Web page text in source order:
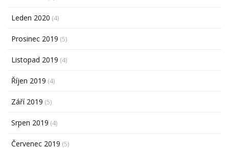
Leden 2020 (4)
Prosinec 2019 (5)
Listopad 2019 (4)
Říjen 2019 (4)
Září 2019 (5)
Srpen 2019 (4)
Červenec 2019 (5)